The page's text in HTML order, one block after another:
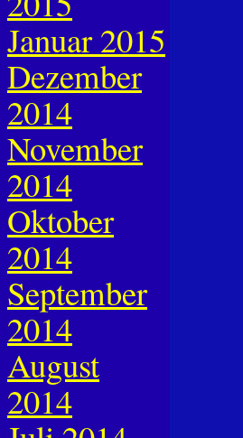
Januar 2015
Dezember
2014
November
2014
Oktober
2014
September
2014
August
2014